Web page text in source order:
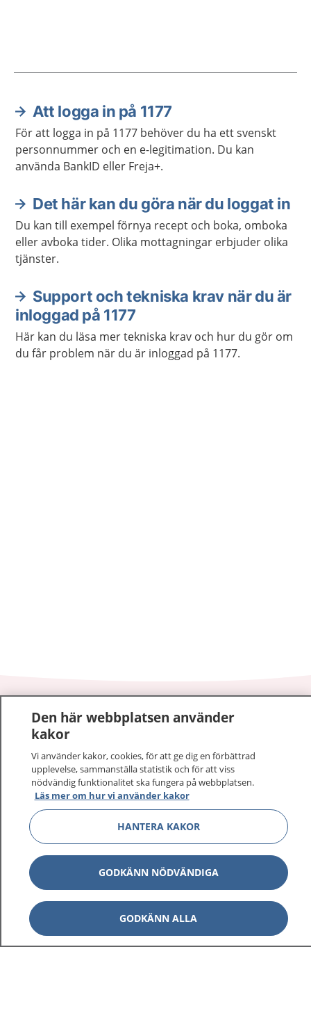
Aktuella artiklar
Att logga in på 1177
För att logga in på 1177 behöver du ha ett svenskt
personnummer och en e-legitimation. Du kan
använda BankID eller Freja+.
Det här kan du göra när du loggat in
Du kan till exempel förnya recept och boka, omboka
eller avboka tider. Olika mottagningar erbjuder olika
tjänster.
Support och tekniska krav när du är
inloggad på 1177
Här kan du läsa mer tekniska krav och hur du gör om
du får problem när du är inloggad på 1177.
1177–tryggt om din hälsa och vård
sjukdomar och vilka mottagningar du kan kontakta.
Logga in för att läsa din journal och göra dina
vårdärenden. Ring telefonnummer 1177 för
sjukvårdsrådgivning dygnet runt.
1177 ger dig råd när du vill må bättre.
1177 på flera språk Visa
Den här webbplatsen använder
kakor
Vi använder kakor, cookies, för att ge dig en förbättrad
upplevelse, sammanställa statistik och för att viss
nödvändig funktionalitet ska fungera på webbplatsen.
Läs mer om hur vi använder kakor
HANTERA KAKOR
GODKÄNN NÖDVÄNDIGA
GODKÄNN ALLA